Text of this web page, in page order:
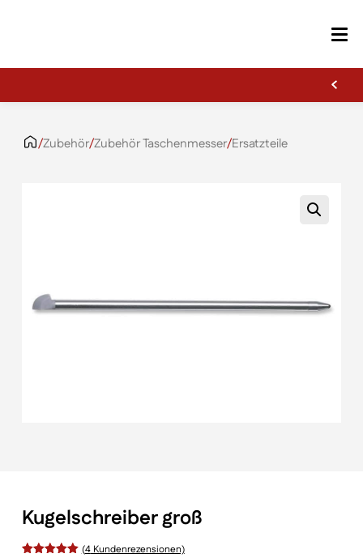
/Zubehör/Zubehör Taschenmesser/Ersatzteile
Kugelschreiber groß
(4Kundenrezensionen)